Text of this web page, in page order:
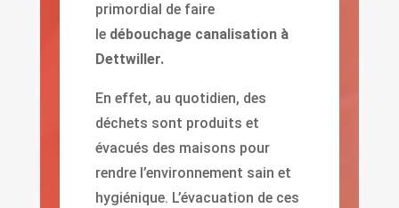
primordial de faire
le débouchage canalisation à
Dettwiller.
En effet, au quotidien, des
déchets sont produits et
évacués des maisons pour
rendre l’environnement sain et
hygiénique. L’évacuation de ces